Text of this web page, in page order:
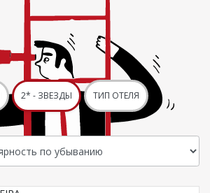
2* - ЗВЕЗДЫ ТИП ОТЕЛЯ